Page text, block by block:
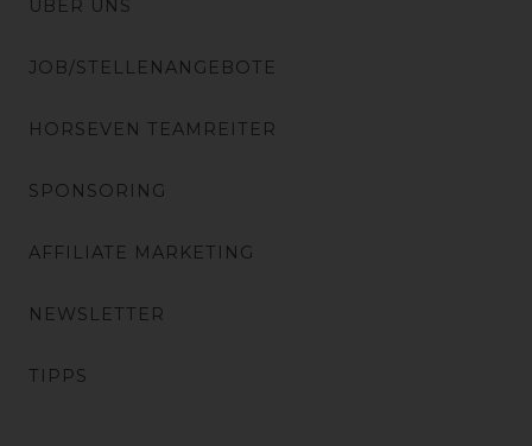
ÜBER UNS
JOB/STELLENANGEBOTE
HORSEVEN TEAMREITER
SPONSORING
AFFILIATE MARKETING
NEWSLETTER
TIPPS